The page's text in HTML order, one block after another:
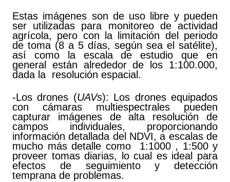
Estas imágenes son de uso libre y pueden
ser utilizadas para monitoreo de actividad
agrícola, pero con la limitación del periodo
de toma (8 a 5 días, según sea el satélite),
así como la escala de estudio que en
general están alrededor de los 1:100.000,
dada la resolución espacial.
-Los drones (UAVs): Los drones equipados
con cámaras multiespectrales pueden
capturar imágenes de alta resolución de
campos individuales, proporcionando
información detallada del NDVI, a escalas de
mucho más detalle como 1:1000 , 1:500 y
proveer tomas diarias, lo cual es ideal para
efectos de seguimiento y detección
temprana de problemas.